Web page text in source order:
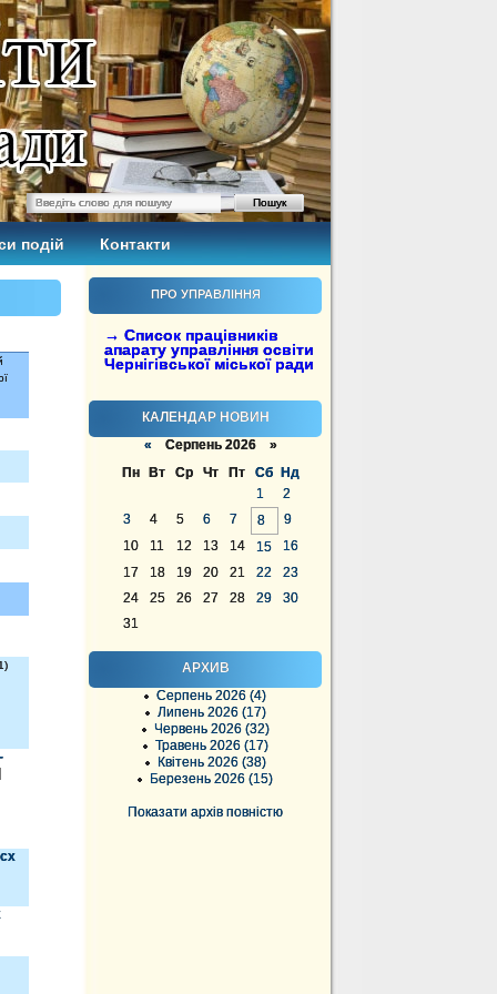
подій Контакти
ПРО УПРАВЛІННЯ
→ Список працівників
апарату управління освіти
Чернігівської міської ради
КАЛЕНДАР НОВИН
« Серпень 2026 »
Пн
Вт Ср Чт Пт Сб
Нд
1
2
3
4 5 6 7 8
9
10
11 12 13 14 15
16
17
18 19 20 21 22
23
24
25 26 27 28 29
30
31
АРХИВ
Серпень 2026 (4)
Липень 2026 (17)
Червень 2026 (32)
Травень 2026 (17)
Квітень 2026 (38)
Березень 2026 (15)
Показати архів повністю